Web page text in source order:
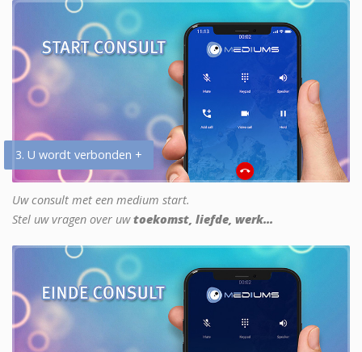
3. U wordt verbonden +
Uw consult met een medium start.
Stel uw vragen over uwtoekomst, liefde, werk...